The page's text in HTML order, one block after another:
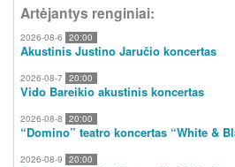
Artėjantys renginiai:
2026-08-6 20:00
Akustinis Justino Jaručio koncertas
2026-08-7 20:00
Vido Bareikio akustinis koncertas
2026-08-8 20:00
“Domino” teatro koncertas “White &
2026-08-9 20:00